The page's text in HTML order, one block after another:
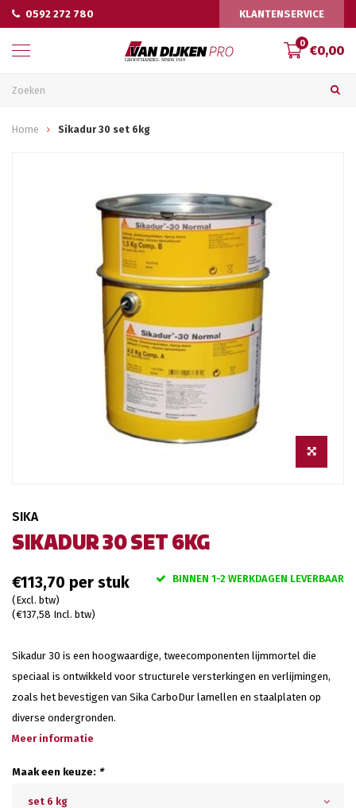
0592 272 780 KLANTENSERVICE
0 €0,00
Home Sikadur 30 set 6kg
SIKADUR 30 SET 6KG
SIKA
€113,70
(Excl. btw)
(€137,58 Incl. btw)
BINNEN 1-2 WERKDAGEN LEVERBAAR
Sikadur 30 is een hoogwaardige, tweecomponenten lijmmortel die
speciaal is ontwikkeld voor structurele versterkingen en verlijmingen,
zoals het bevestigen van Sika CarboDur lamellen en staalplaten op
diverse ondergronden.
Meer informatie
Maak een keuze: *
set 6 kg